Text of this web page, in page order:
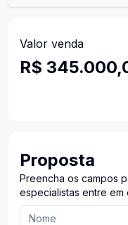
Valor venda
R$
Proposta
Preencha os campos
especialistas entre em